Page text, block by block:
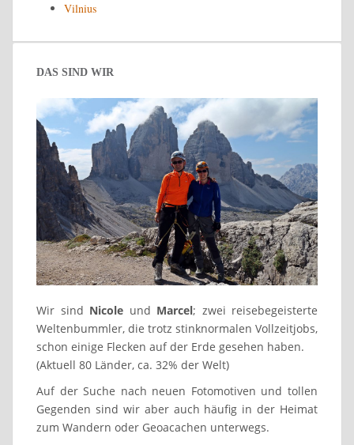
Vilnius
DAS SIND WIR
Wir sind Nicole und Marcel; zwei reisebegeisterte
Weltenbummler, die trotz stinknormalen Vollzeitjobs,
schon einige Flecken auf der Erde gesehen haben.
(Aktuell 80 Länder, ca. 32% der Welt)
Auf der Suche nach neuen Fotomotiven und tollen
Gegenden sind wir aber auch häufig in der Heimat
zum Wandern oder Geoacachen unterwegs.